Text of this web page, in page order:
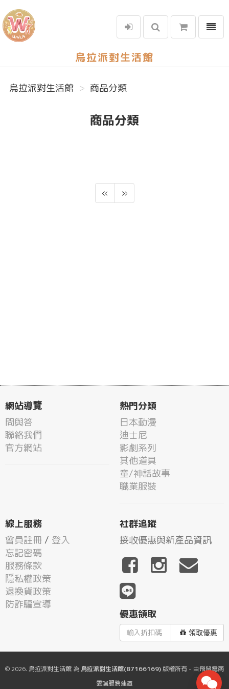
烏拉派對生活館
選單
烏拉派對生活館 商品分類
商品分類
« »
網站導覽
問與答
聯絡我們
官方網站
熱門分類
日本動漫
迪士尼
影劇系列
其他道具
童/神話故事
職業服裝
線上服務
會員註冊 / 登入
忘記密碼
服務條款
隱私權政策
退換貨政策
防詐騙宣導
社群追蹤
接收優惠與新產品資訊
優惠領取
領取優惠
© 2026. 烏拉派對生活館 為 烏拉派對生活館(87166169)版權所有 - 由飛鼠電商
雲端服務建置